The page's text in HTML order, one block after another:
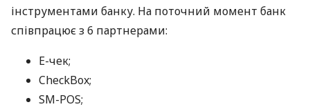
інструментами банку. На поточний момент банк
співпрацює з 6 партнерами:
E-чек;
CheckBox;
SM-POS;